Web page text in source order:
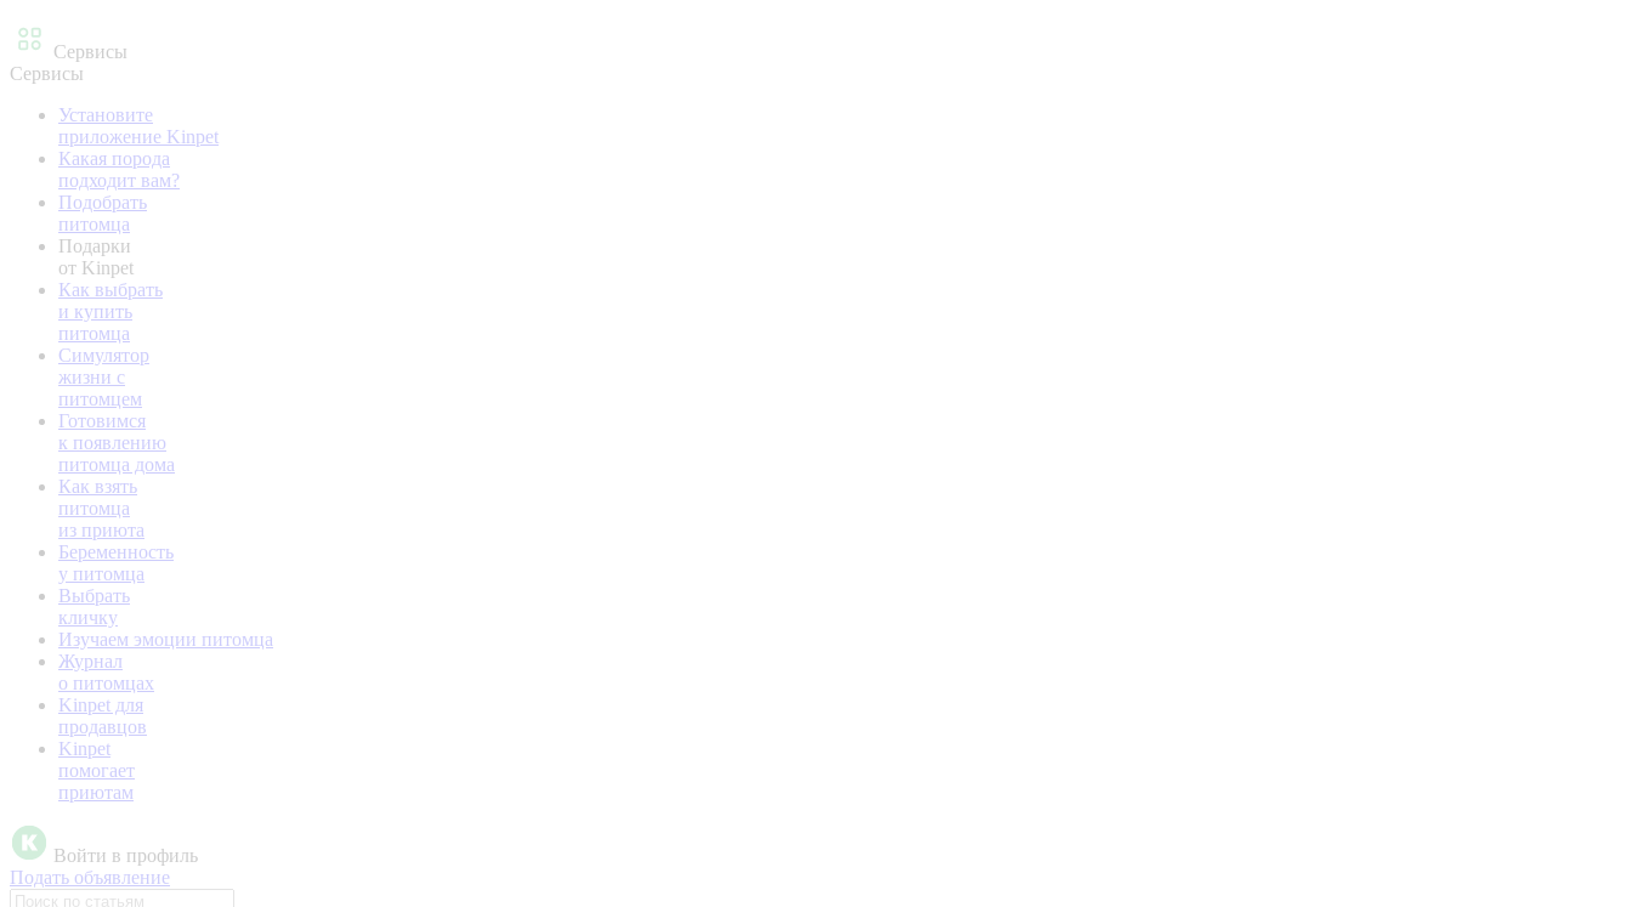
Сервисы
Сервисы
Установите
приложение Kinpet
Какая порода
подходит вам?
Подобрать
питомца
Подарки
от Kinpet
Как выбрать
и купить
питомца
Симулятор
жизни с
питомцем
Готовимся
к появлению
питомца дома
Как взять
питомца
из приюта
Беременность
у питомца
Выбрать
кличку
Изучаем эмоции питомца
Журнал
о питомцах
Kinpet для
продавцов
Kinpet
помогает
приютам
Войти в профиль
Подать объявление